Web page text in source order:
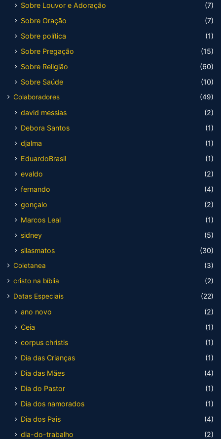
Sobre Louvor e Adoração
(7)
Sobre Oração
(7)
Sobre política
(1)
Sobre Pregação
(15)
Sobre Religião
(60)
Sobre Saúde
(10)
Colaboradores (49)
david messias
(2)
Debora Santos
(1)
djalma
(1)
EduardoBrasil
(1)
evaldo
(2)
fernando
(4)
gonçalo
(2)
Marcos Leal
(1)
sidney
(5)
silasmatos
(30)
Coletanea
(3)
cristo na bíblia
(2)
Datas Especiais
(22)
ano novo
(2)
Ceia
(1)
corpus christis
(1)
Dia das Crianças
(1)
Dia das Mães
(4)
Dia do Pastor
(1)
Dia dos namorados
(1)
Dia dos Pais
(4)
dia-do-trabalho
(2)